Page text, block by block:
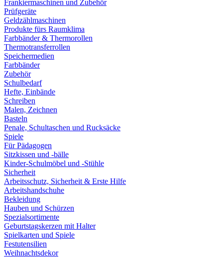
Frankiermaschinen und Zubehör
Prüfgeräte
Geldzählmaschinen
Produkte fürs Raumklima
Farbbänder & Thermorollen
Thermotransferrollen
Speichermedien
Farbbänder
Zubehör
Schulbedarf
Hefte, Einbände
Schreiben
Malen, Zeichnen
Basteln
Penale, Schultaschen und Rucksäcke
Spiele
Für Pädagogen
Sitzkissen und -bälle
Kinder-Schulmöbel und -Stühle
Sicherheit
Arbeitsschutz, Sicherheit & Erste Hilfe
Arbeitshandschuhe
Bekleidung
Hauben und Schürzen
Spezialsortimente
Geburtstagskerzen mit Halter
Spielkarten und Spiele
Festutensilien
Weihnachtsdekor